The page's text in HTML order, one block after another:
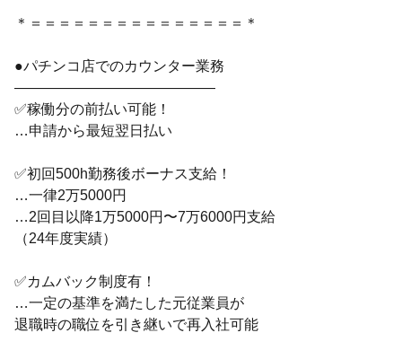
＊＝＝＝＝＝＝＝＝＝＝＝＝＝＝＝＊
●パチンコ店でのカウンター業務
――――――――――――――
✅稼働分の前払い可能！
…申請から最短翌日払い
✅初回500h勤務後ボーナス支給！
…一律2万5000円
…2回目以降1万5000円〜7万6000円支給
（24年度実績）
✅カムバック制度有！
…一定の基準を満たした元従業員が
退職時の職位を引き継いで再入社可能